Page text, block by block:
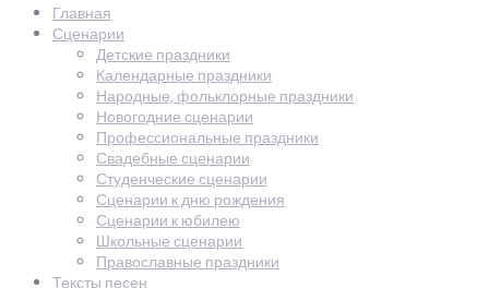
Главная
Сценарии
Детские праздники
Календарные праздники
Народные, фольклорные праздники
Новогодние сценарии
Профессиональные праздники
Свадебные сценарии
Студенческие сценарии
Сценарии к дню рождения
Сценарии к юбилею
Школьные сценарии
Православные праздники